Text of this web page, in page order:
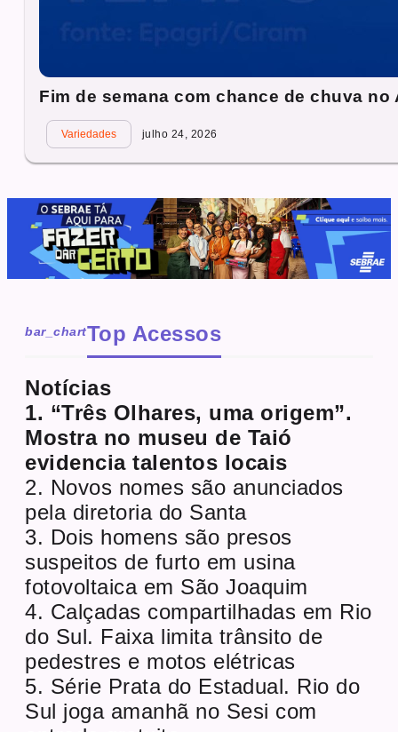
Fim de semana com chance de chuva no
Variedades julho 24, 2026
bar_chartTop Acessos
Notícias
1. “Três Olhares, uma origem”.
Mostra no museu de Taió
evidencia talentos locais
2. Novos nomes são anunciados
pela diretoria do Santa
3. Dois homens são presos
suspeitos de furto em usina
fotovoltaica em São Joaquim
4. Calçadas compartilhadas em Rio
do Sul. Faixa limita trânsito de
pedestres e motos elétricas
5. Série Prata do Estadual. Rio do
Sul joga amanhã no Sesi com